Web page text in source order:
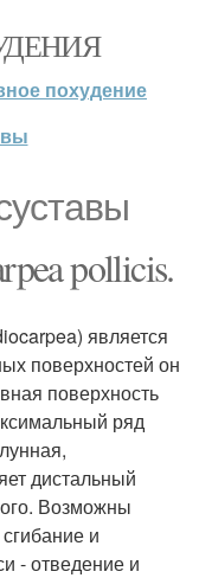
похудение
pollicis.
является
поверхностей он
поверхность
ряд
дистальный
Возможны
и
- отведение и